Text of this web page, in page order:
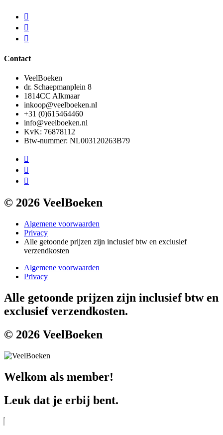
Contact
VeelBoeken
dr. Schaepmanplein 8
1814CC Alkmaar
inkoop@veelboeken.nl
+31 (0)615464460
info@veelboeken.nl
KvK: 76878112
Btw-nummer: NL003120263B79
© 2026 VeelBoeken
Algemene voorwaarden
Privacy
Alle getoonde prijzen zijn inclusief btw en exclusief
verzendkosten
Algemene voorwaarden
Privacy
Alle getoonde prijzen zijn inclusief btw en
exclusief verzendkosten.
© 2026 VeelBoeken
Welkom als member!
Leuk dat je erbij bent.